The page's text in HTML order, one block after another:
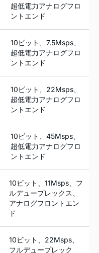
超低電力アナログフロ
ントエンド
10ビット、7.5Msps、
超低電力アナログフロ
ントエンド
10ビット、22Msps、
超低電力アナログフロ
ントエンド
10ビット、45Msps、
超低電力アナログフロ
ントエンド
10ビット、11Msps、フ
ルデュープレックス、
アナログフロントエン
ド
10ビット、22Msps、
フルデュープレック